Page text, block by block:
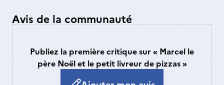
Avis de la communauté
Publiez la première critique sur « Marcel le
père Noël et le petit livreur de pizzas »